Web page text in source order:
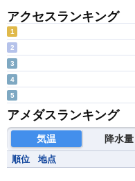
アクセスランキング
1
2
3
4
5
アメダスランキング
気温 降水量
順位 地点